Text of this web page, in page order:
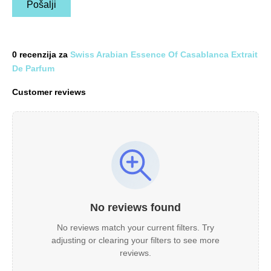
0 recenzija za Swiss Arabian Essence Of Casablanca Extrait
De Parfum
Customer reviews
No reviews found
No reviews match your current filters. Try
adjusting or clearing your filters to see more
reviews.